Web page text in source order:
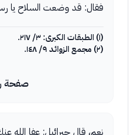
فقال: قد وضعت السلاح يا
(١) الطبقات الكبرى: ٣/ ٢١٧.
(٢) مجمع الزوائد ٩/ ١٤٨.
صفحة
نعم، قال جبرائيل: عفا الله